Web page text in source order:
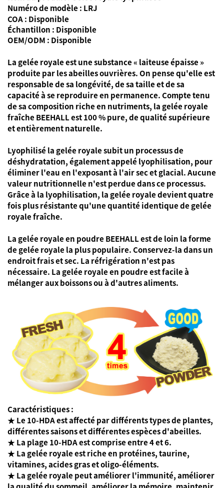
Numéro de modèle : LRJ
COA : Disponible
Échantillon : Disponible
OEM/ODM : Disponible
La gelée royale est une substance « laiteuse épaisse »
produite par les abeilles ouvrières. On pense qu'elle est
responsable de sa longévité, de sa taille et de sa
capacité à se reproduire en permanence. Compte tenu
de sa composition riche en nutriments, la gelée royale
fraîche BEEHALL est 100 % pure, de qualité supérieure
et entièrement naturelle.
Lyophilisé la gelée royale subit un processus de
déshydratation, également appelé lyophilisation, pour
éliminer l'eau en l'exposant à l'air sec et glacial. Aucune
valeur nutritionnelle n'est perdue dans ce processus.
Grâce à la lyophilisation, la gelée royale devient quatre
fois plus résistante qu'une quantité identique de gelée
royale fraîche.
La gelée royale en poudre BEEHALL est de loin la forme
de gelée royale la plus populaire. Conservez-la dans un
endroit frais et sec. La réfrigération n'est pas
nécessaire. La gelée royale en poudre est facile à
mélanger aux boissons ou à d'autres aliments.
Caractéristiques :
★ Le 10-HDA est affecté par différents types de plantes,
différentes saisons et différentes espèces d'abeilles.
★ La plage 10-HDA est comprise entre 4 et 6.
★ La gelée royale est riche en protéines, taurine,
vitamines, acides gras et oligo-éléments.
★ La gelée royale peut améliorer l'immunité, améliorer